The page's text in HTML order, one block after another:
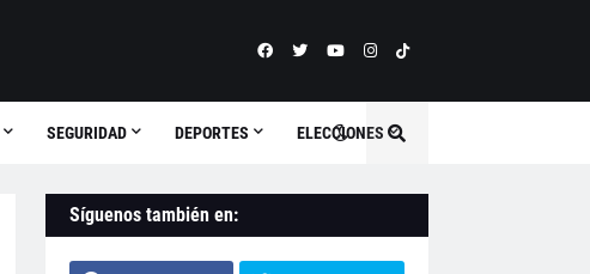
SEGURIDAD DEPORTES ELECCIONES
Síguenos también en: